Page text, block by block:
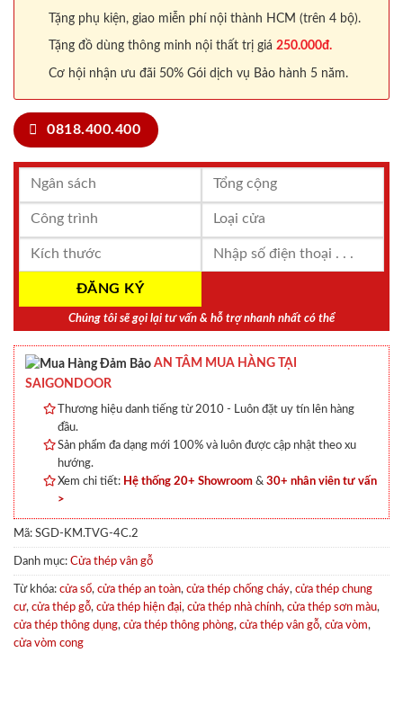
Tặng phụ kiện, giao miễn phí nội thành HCM (trên 4 bộ).
Tặng đồ dùng thông minh nội thất trị giá 250.000đ.
Cơ hội nhận ưu đãi 50% Gói dịch vụ Bảo hành 5 năm.
0818.400.400
Chúng tôi sẽ gọi lại tư vấn & hỗ trợ nhanh nhất có thể
AN TÂM MUA HÀNG TẠI
SAIGONDOOR
Thương hiệu danh tiếng từ 2010 - Luôn đặt uy tín lên hàng
đầu.
Sản phẩm đa dạng mới 100% và luôn được cập nhật theo xu
hướng.
Xem chi tiết: Hệ thống 20+ Showroom & 30+ nhân viên tư vấn
>
Mã: SGD-KM.TVG-4C.2
Danh mục: Cửa thép vân gỗ
Từ khóa: cửa sổ, cửa thép an toàn, cửa thép chống cháy, cửa thép chung
cư, cửa thép gỗ, cửa thép hiện đại, cửa thép nhà chính, cửa thép sơn màu,
cửa thép thông dụng, cửa thép thông phòng, cửa thép vân gỗ, cửa vòm,
cửa vòm cong